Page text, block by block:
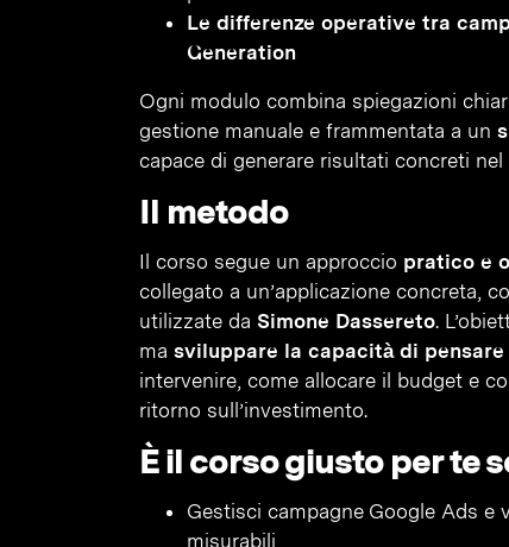
Le differenze operative tra
Generation
Ogni modulo combina spiegazioni
gestione manuale e frammentata a un
capace di generare risultati concreti nel
Il metodo
Il corso segue un approccio pratico e
collegato a un’applicazione concreta,
utilizzate da Simone Dassereto.
ma sviluppare la capacità di
intervenire, come allocare il budget e
ritorno sull’investimento.
È il corso giusto per te
Gestisci campagne Google Ads e
misurabili